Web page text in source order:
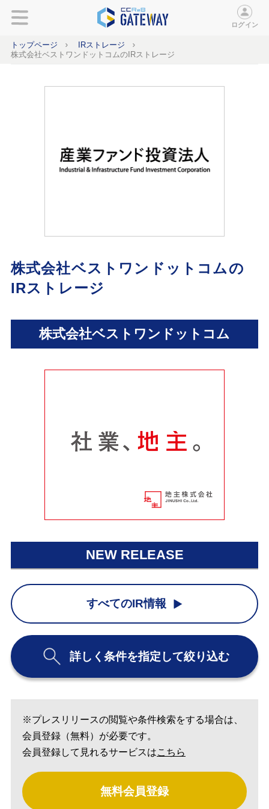
ログイン
トップページ
IRストレージ
株式会社ベストワンドットコムのIRストレージ
株式会社ベストワンドットコムの
IRストレージ
株式会社ベストワンドットコム
NEW RELEASE
すべてのIR情報
詳しく条件を指定して絞り込む
※プレスリリースの閲覧や条件検索をする場合は、
会員登録（無料）が必要です。
会員登録して見れるサービスはこちら
無料会員登録